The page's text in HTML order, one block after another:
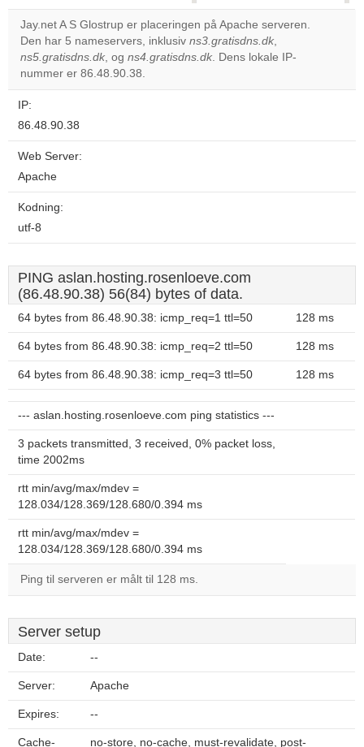
correctly.
Do you
own this
Jay.net A S Glostrup er placeringen på Apache serveren.
Den har 5 nameservers, inklusiv ns3.gratisdns.dk,
ns5.gratisdns.dk, og ns4.gratisdns.dk. Dens lokale IP-
nummer er 86.48.90.38.
IP:
86.48.90.38
Web Server:
Apache
Kodning:
utf-8
PING aslan.hosting.rosenloeve.com
(86.48.90.38) 56(84) bytes of data.
64 bytes from 86.48.90.38: icmp_req=1 ttl=50 128 ms
64 bytes from 86.48.90.38: icmp_req=2 ttl=50 128 ms
64 bytes from 86.48.90.38: icmp_req=3 ttl=50 128 ms
--- aslan.hosting.rosenloeve.com ping statistics ---
3 packets transmitted, 3 received, 0% packet loss,
time 2002ms
rtt min/avg/max/mdev =
128.034/128.369/128.680/0.394 ms
rtt min/avg/max/mdev =
128.034/128.369/128.680/0.394 ms
Ping til serveren er målt til 128 ms.
Server setup
Date: --
Server: Apache
Expires: --
Cache- no-store, no-cache, must-revalidate, post-